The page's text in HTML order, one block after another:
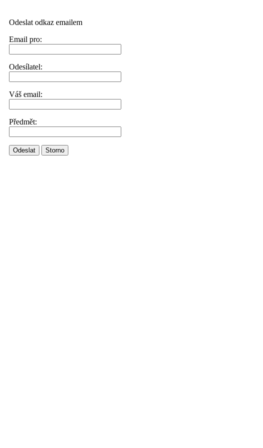
Odeslat odkaz emailem
Email pro:
Odesílatel:
Váš email:
Předmět:
Odeslat Storno